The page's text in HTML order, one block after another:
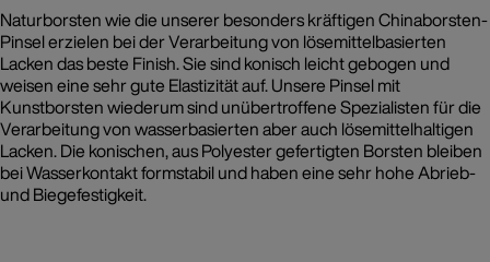
Naturborsten wie die unserer besonders kräftigen Chinaborsten-
Pinsel erzielen bei der Verarbeitung von lösemittelbasierten
Lacken das beste Finish. Sie sind konisch leicht gebogen und
weisen eine sehr gute Elastizität auf. Unsere Pinsel mit
Kunstborsten wiederum sind unübertroffene Spezialisten für die
Verarbeitung von wasserbasierten aber auch lösemittelhaltigen
Lacken. Die konischen, aus Polyester gefertigten Borsten bleiben
bei Wasserkontakt formstabil und haben eine sehr hohe Abrieb-
und Biegefestigkeit.